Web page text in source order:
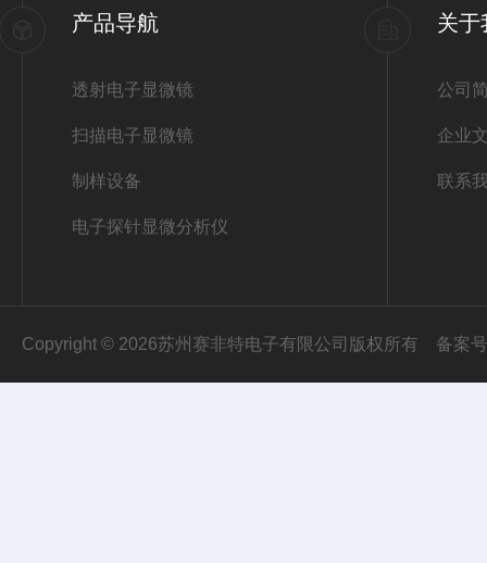
产品导航
透射电子显微镜
扫描电子显微镜
制样设备
电子探针显微分析仪
关于
公司
企业
联系
Copyright © 2026苏州赛非特电子有限公司版权所有 备案